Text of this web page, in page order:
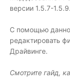
версии 1.5.7-
С помощью
редактировать
Драйвинге.
Смотрите гайд,